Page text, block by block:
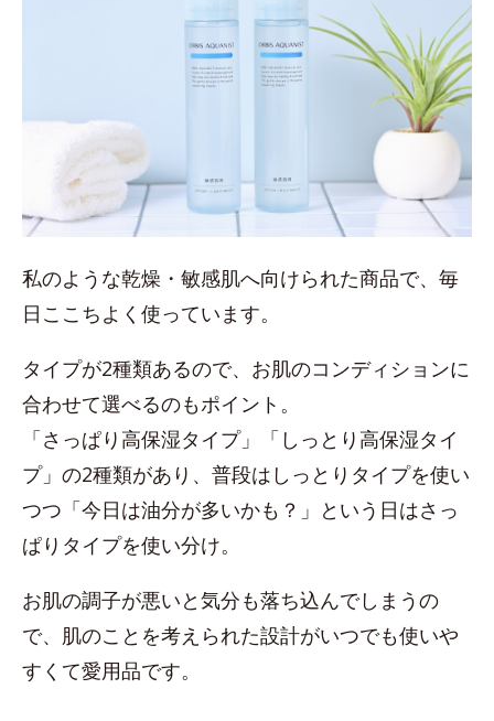
私のような乾燥・敏感肌へ向けられた商品で、毎
日ここちよく使っています。
タイプが2種類あるので、お肌のコンディションに
合わせて選べるのもポイント。
「さっぱり高保湿タイプ」「しっとり高保湿タイ
プ」の2種類があり、普段はしっとりタイプを使い
つつ「今日は油分が多いかも？」という日はさっ
ぱりタイプを使い分け。
お肌の調子が悪いと気分も落ち込んでしまうの
で、肌のことを考えられた設計がいつでも使いや
すくて愛用品です。